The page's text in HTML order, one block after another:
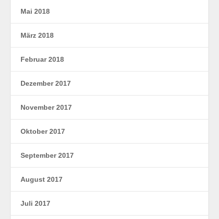
Mai 2018
März 2018
Februar 2018
Dezember 2017
November 2017
Oktober 2017
September 2017
August 2017
Juli 2017